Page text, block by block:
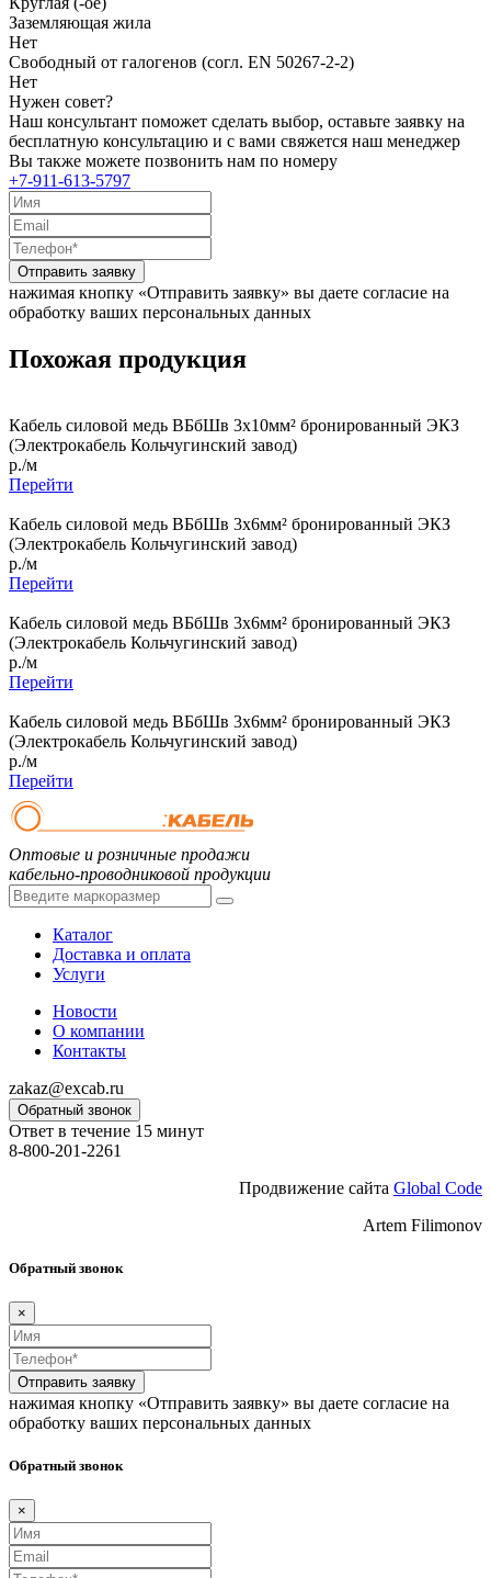
Заземляющая жила
Нет
Свободный от галогенов (согл. EN 50267-2-2)
Нет
Нужен совет?
Наш консультант поможет сделать выбор, оставьте заявку на
бесплатную консультацию и с вами свяжется наш менеджер
Вы также можете позвонить нам по номеру
+7-911-613-5797
Отправить заявку
нажимая кнопку «Отправить заявку» вы даете согласие на
обработку ваших персональных данных
Похожая продукция
Кабель силовой медь ВБбШв 3x10мм² бронированный ЭКЗ
(Электрокабель Кольчугинский завод)
р./м
Перейти
Кабель силовой медь ВБбШв 3x6мм² бронированный ЭКЗ
(Электрокабель Кольчугинский завод)
р./м
Перейти
Кабель силовой медь ВБбШв 3x6мм² бронированный ЭКЗ
(Электрокабель Кольчугинский завод)
р./м
Перейти
Кабель силовой медь ВБбШв 3x6мм² бронированный ЭКЗ
(Электрокабель Кольчугинский завод)
р./м
Перейти
Оптовые и розничные продажи
кабельно-проводниковой продукции
Каталог
Доставка и оплата
Услуги
Новости
О компании
Контакты
zakaz@excab.ru
Обратный звонок
Ответ в течение 15 минут
8-800-201-2261
Продвижение сайта Global Code
Artem Filimonov
Обратный звонок
×
Отправить заявку
нажимая кнопку «Отправить заявку» вы даете согласие на
обработку ваших персональных данных
Обратный звонок
×